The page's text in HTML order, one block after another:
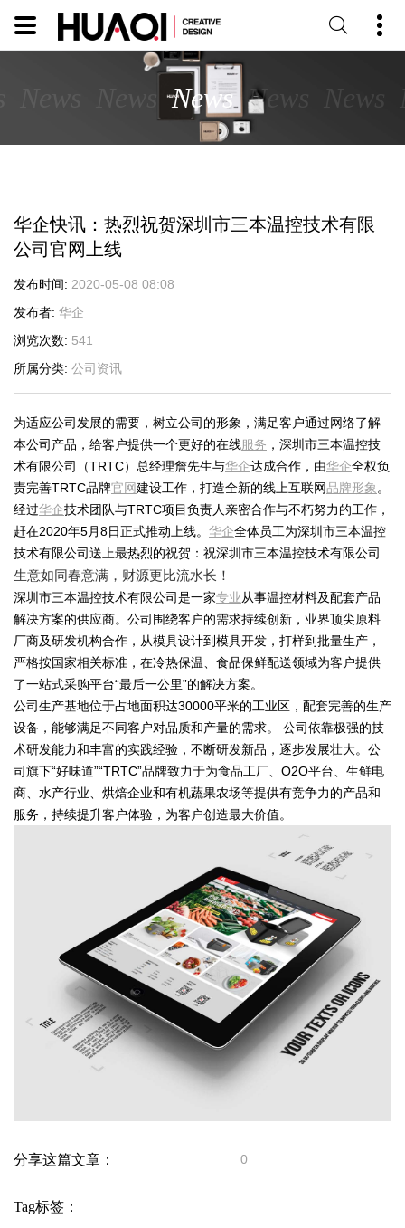
News News News
华企快讯：热烈祝贺深圳市三本温控技术有限
公司官网上线
发布时间
2020-05-08 08:08
发布者 华企
浏览次数
541
所属分类 公司资讯
为适应公司发展的需要，树立公司的形象，满足客户通过网络了解
本公司产品，给客户提供一个更好的在线服务 ，深圳市三本温控技
术有限公司（TRTC）总经理詹先生与华企达成合作，由华企全权负
责完善TRTC品牌官网建设工作，打造全新的线上互联网品牌形象 。
经过华企技术团队与TRTC项目负责人亲密合作与不朽努力的工作，
赶在2020年5月8日正式推动上线。 华企全体员工为深圳市三本温控
技术有限公司送上最热烈的祝贺：祝深圳市三本温控技术有限公司
生意如同春意满，财源更比流水长！
深圳市三本温控技术有限公司是一家专业从事温控材料及配套产品
解决方案的供应商。公司围绕客户的需求持续创新，业界顶尖原料
厂商及研发机构合作，从模具设计到模具开发，打样到批量生产，
严格按国家相关标准，在冷热保温、食品保鲜配送领域为客户提供
了一站式采购平台“最后一公里”的解决方案。
公司生产基地位于占地面积达30000平米的工业区，配套完善的生产
设备，能够满足不同客户对品质和产量的需求。 公司依靠极强的技
术研发能力和丰富的实践经验，不断研发新品，逐步发展壮大。公
司旗下“好味道”“TRTC”品牌致力于为食品工厂、O2O平台、生鲜电
商、水产行业、烘焙企业和有机蔬果农场等提供有竞争力的产品和
服务，持续提升客户体验，为客户创造最大价值。
分享这篇文章： 0
Tag标签：